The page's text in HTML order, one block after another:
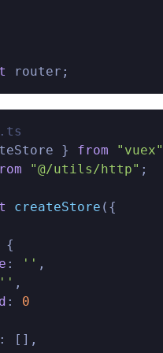
} from
"vuex"
"@/utils/http" ;
createStore ({
{
: '' ,
'' ,
: 0
: [],